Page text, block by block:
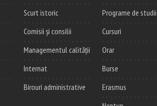
Scurt istoric
Comisii și consilii
Managementul calității
Internat
Birouri administrative
Programe de studii
Cursuri
Orar
Burse
Erasmus